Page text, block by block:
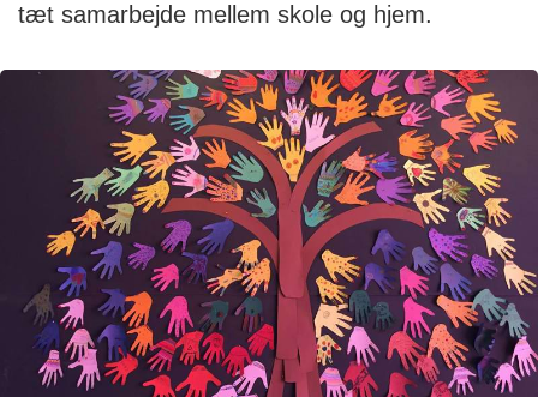
tæt samarbejde mellem skole og hjem.